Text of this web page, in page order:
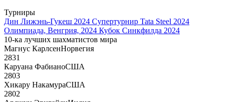
Турниры
Дин Лижэнь-Гукеш 2024 Супертурнир Tata Steel 2024
Олимпиада, Венгрия, 2024 Кубок Синкфилда 2024
10-ка лучших шахматистов мира
Магнус КарлсенНорвегия
2831
Каруана ФабианоСША
2803
Хикару НакамураСША
2802